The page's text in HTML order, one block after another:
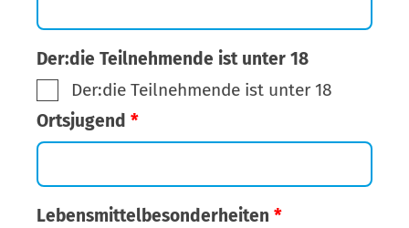
Der:die Teilnehmende ist unter 18
Der:die Teilnehmende ist unter 18
Ortsjugend *
Lebensmittelbesonderheiten *